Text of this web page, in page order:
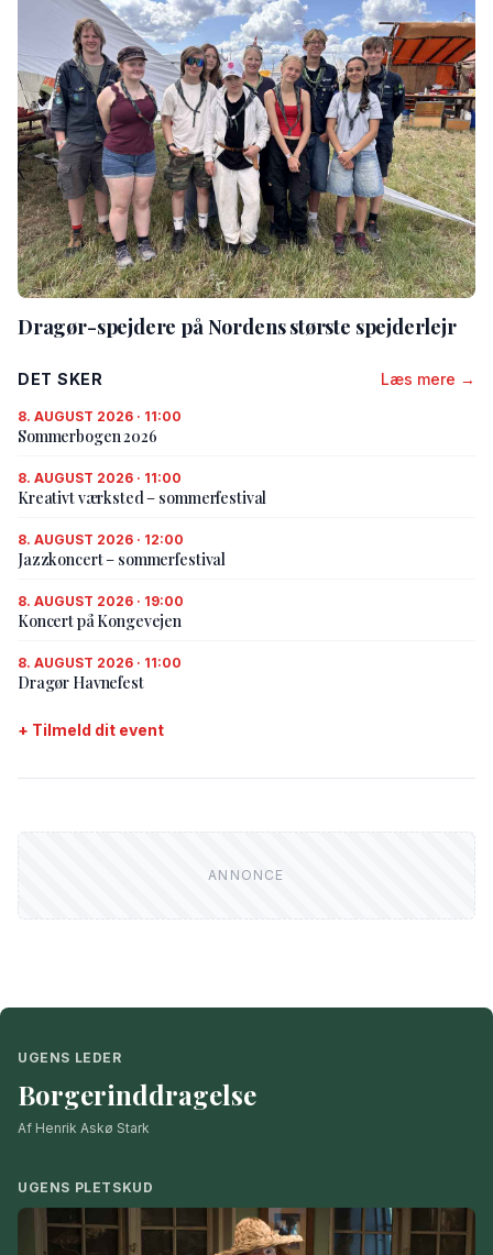
Dragør-spejdere på Nordens største spejderlejr
DET SKER Læs mere →
8. AUGUST 2026 · 11:00
Sommerbogen 2026
8. AUGUST 2026 · 11:00
Kreativt værksted – sommerfestival
8. AUGUST 2026 · 12:00
Jazzkoncert – sommerfestival
8. AUGUST 2026 · 19:00
Koncert på Kongevejen
8. AUGUST 2026 · 11:00
Dragør Havnefest
+ Tilmeld dit event
UGENS LEDER
Borgerinddragelse
Af Henrik Askø Stark
UGENS PLETSKUD